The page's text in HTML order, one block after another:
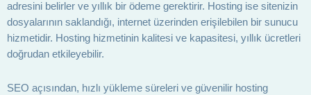
adresini belirler ve yıllık bir ödeme gerektirir. Hosting ise sitenizin
dosyalarının saklandığı, internet üzerinden erişilebilen bir sunucu
hizmetidir. Hosting hizmetinin kalitesi ve kapasitesi, yıllık ücretleri
doğrudan etkileyebilir.
SEO açısından, hızlı yükleme süreleri ve güvenilir hosting